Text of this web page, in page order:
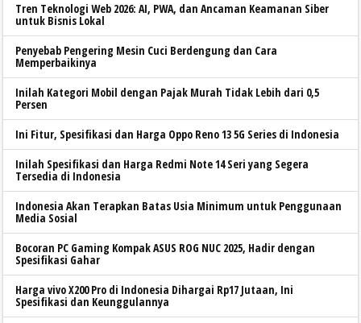
Tren Teknologi Web 2026: AI, PWA, dan Ancaman Keamanan Siber
untuk Bisnis Lokal
Penyebab Pengering Mesin Cuci Berdengung dan Cara
Memperbaikinya
Inilah Kategori Mobil dengan Pajak Murah Tidak Lebih dari 0,5
Persen
Ini Fitur, Spesifikasi dan Harga Oppo Reno 13 5G Series di Indonesia
Inilah Spesifikasi dan Harga Redmi Note 14 Seri yang Segera
Tersedia di Indonesia
Indonesia Akan Terapkan Batas Usia Minimum untuk Penggunaan
Media Sosial
Bocoran PC Gaming Kompak ASUS ROG NUC 2025, Hadir dengan
Spesifikasi Gahar
Harga vivo X200 Pro di Indonesia Dihargai Rp17 Jutaan, Ini
Spesifikasi dan Keunggulannya